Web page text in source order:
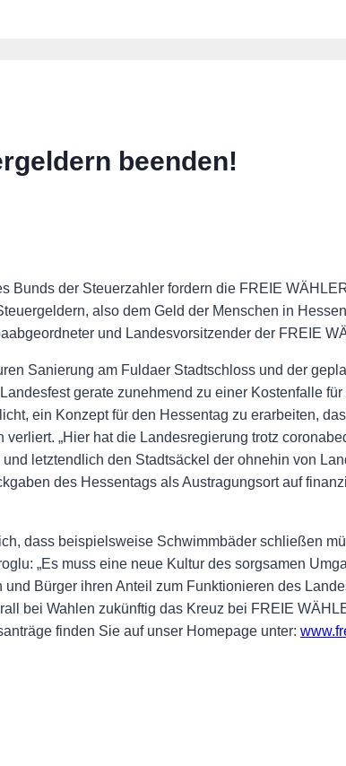
beenden!
Bunds der Steuerzahler fordern die FREIE
also dem Geld der Menschen in
und Landesvorsitzender der FREIE
Sanierung am Fuldaer Stadtschloss und der
gerate zunehmend zu einer Kostenfalle
ein Konzept für den Hessentag zu erarbeiten,
„Hier hat die Landesregierung trotz
letztendlich den Stadtsäckel der ohnehin von
des Hessentags als Austragungsort auf
dass beispielsweise Schwimmbäder schließen
„Es muss eine neue Kultur des sorgsamen
Bürger ihren Anteil zum Funktionieren des
bei Wahlen zukünftig das Kreuz bei FREIE
finden Sie auf unser Homepage unter: